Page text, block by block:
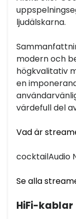
ljudälskarna.
modern och
högkvalitativ
en
värdefull del
Vad är
cocktailAudio
Se alla
HiFi-kablar